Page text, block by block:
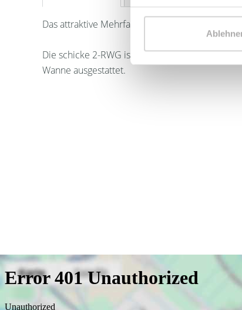
Das attraktive Mehrfamilienhaus befindet sich
Die schicke 2-RWG ist mit Fliesen-/
Wanne ausgestattet.